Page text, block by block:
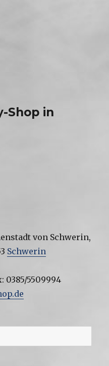
Shop in
von Schwerin,
Schwerin
0385/5509994